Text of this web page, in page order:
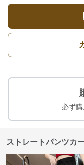
必ず購
ストレートパンツカ